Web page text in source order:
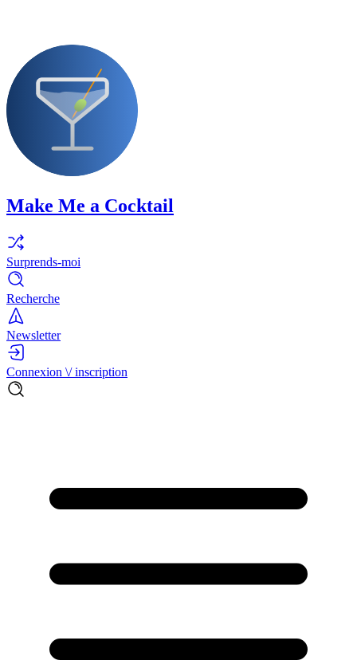
Make Me a Cocktail
Surprends-moi
Recherche
Newsletter
Connexion \/ inscription